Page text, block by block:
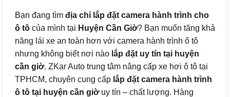
Bạn đang tìm địa chỉ lắp đặt camera hành trình cho
ô tô của mình tại Huyện Cần Giờ? Bạn muốn tăng khả
năng lái xe an toàn hơn với camera hành trình ô tô
nhưng không biết nơi nào lắp đặt uy tín tại huyện
cần giờ. ZKar Auto trung tâm nâng cấp xe hơi ô tô tại
TPHCM, chuyên cung cấp lắp đặt camera hành trình
ô tô tại huyện cần giờ uy tín – chất lượng. Hàng